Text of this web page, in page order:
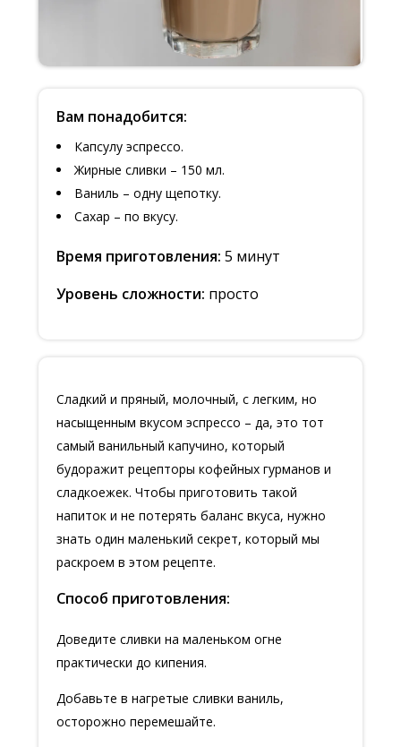
Вам понадобится:
Капсулу эспрессо.
Жирные сливки – 150 мл.
Ваниль – одну щепотку.
Сахар – по вкусу.
Время приготовления: 5 минут
Уровень сложности: просто
Сладкий и пряный, молочный, с легким, но
насыщенным вкусом эспрессо – да, это тот
самый ванильный капучино, который
будоражит рецепторы кофейных гурманов и
сладкоежек. Чтобы приготовить такой
напиток и не потерять баланс вкуса, нужно
знать один маленький секрет, который мы
раскроем в этом рецепте.
Способ приготовления:
Доведите сливки на маленьком огне
практически до кипения.
Добавьте в нагретые сливки ваниль,
осторожно перемешайте.